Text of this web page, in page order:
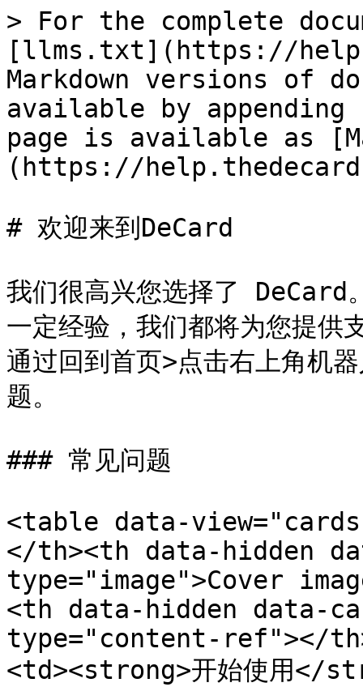
> For the complete
[llms.txt](https://
Markdown versions of
available by
page is available as
(https://
# 欢迎来到DeCard
我们很高兴您选择了 DeCard
一定经验，我们都将为您提供
通过回到首页>点击右上角机
题。
### 常见问题
<table data-
</th><th data-hidden
type="image">Cover
<th data-hidden data-
type="content-ref"></
<td><strong>开始使用</